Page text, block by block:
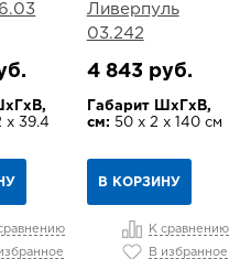
х 39.4
Ливерпуль
03.242
4 843 руб.
Габарит ШхГхВ,
см: 50 х 2 х 140 см
В КОРЗИНУ
К сравнению
В избранное